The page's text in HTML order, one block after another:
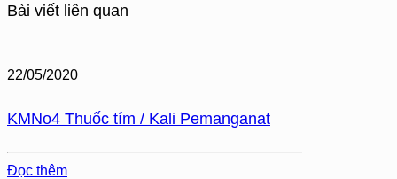
Bài viết liên quan
22/05/2020
KMNo4 Thuốc tím / Kali Pemanganat
Đọc thêm